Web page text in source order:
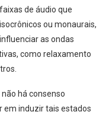
de áudio que
ou monaurais,
as ondas
como relaxamento
há consenso
em induzir tais estados